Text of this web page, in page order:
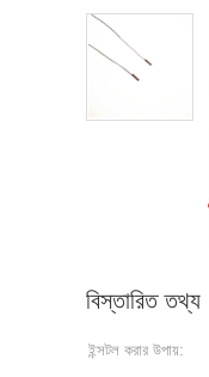
বিস্তারিত তথ্য
ইন্সটল করার উপায়: